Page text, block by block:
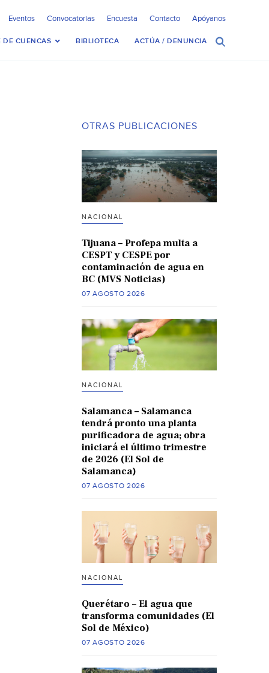
Eventos Convocatorias Encuesta Contacto Apóyanos
DE CUENCAS BIBLIOTECA ACTÚA / DENUNCIA
OTRAS PUBLICACIONES
NACIONAL
Tijuana – Profepa multa a
CESPT y CESPE por
contaminación de agua en
BC (MVS Noticias)
07 AGOSTO 2026
NACIONAL
Salamanca – Salamanca
tendrá pronto una planta
purificadora de agua; obra
iniciará el último trimestre
de 2026 (El Sol de
Salamanca)
07 AGOSTO 2026
NACIONAL
Querétaro – El agua que
transforma comunidades (El
Sol de México)
07 AGOSTO 2026